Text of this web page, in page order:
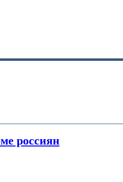
россиян